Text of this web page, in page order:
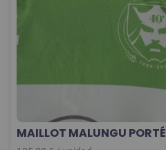
MAILLOT MALUNGU PORTÉ ET DÉDICACÉ THIRD